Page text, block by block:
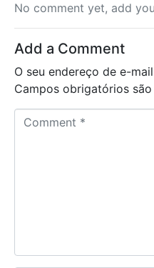
No comment yet, add
Add a Comment
O seu endereço de e-
Campos obrigatórios